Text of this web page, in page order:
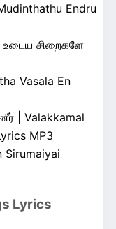
Endru
உடைய சிறைகளே
Vasala En
| Valakkamal
MP3
Lyrics